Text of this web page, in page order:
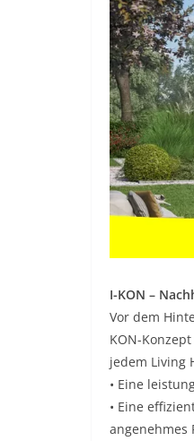
I-KON –
Vor dem
KON-
jedem Living
• Eine
• Eine
angenehmes